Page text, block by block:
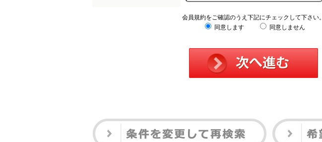
会員規約をご確認のうえ下記にチェックして下さい。
同意します
同意しません